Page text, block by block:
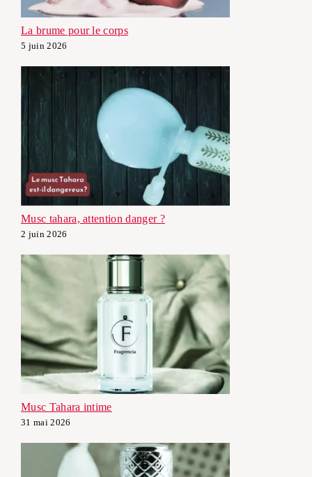
La brume pour le corps
5 juin 2026
Musc tahara, attention danger ?
2 juin 2026
Musc Tahara intime
31 mai 2026